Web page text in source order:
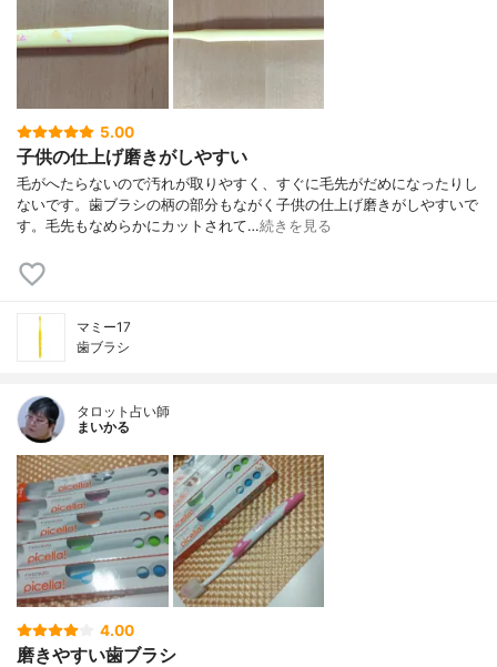
5.00
子供の仕上げ磨きがしやすい
毛がへたらないので汚れが取りやすく、すぐに毛先がだめになったりし
ないです。歯ブラシの柄の部分もながく子供の仕上げ磨きがしやすいで
す。毛先もなめらかにカットされて…続きを見る
マミー17
歯ブラシ
タロット占い師
まいかる
4.00
磨きやすい歯ブラシ